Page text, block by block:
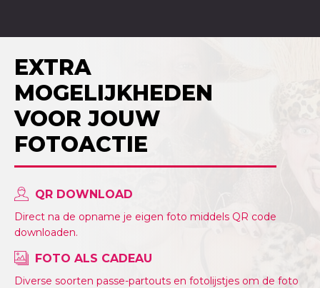
EXTRA
MOGELIJKHEDEN
VOOR JOUW
FOTOACTIE
QR DOWNLOAD
Direct na de opname je eigen foto middels QR code
downloaden.
FOTO ALS CADEAU
Diverse soorten passe-partouts en fotolijstjes om de foto